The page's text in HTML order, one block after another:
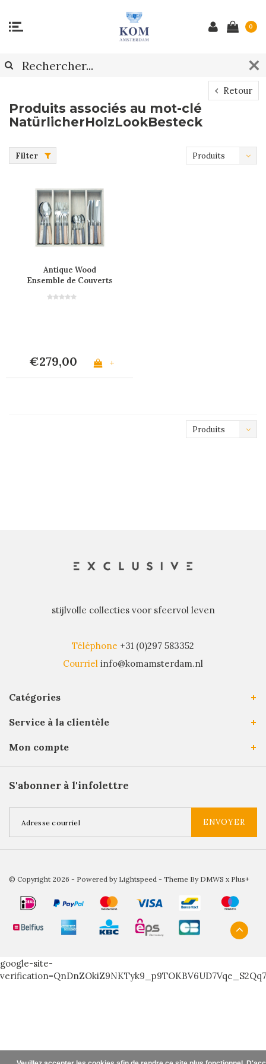
0
Retour
Produits associés au mot-clé
NatürlicherHolzLookBesteck
Filter
Produits
Antique Wood
Ensemble de Couverts
Personnes - 24 Pièces
€279,00 +
Produits
stijlvolle collecties voor sfeervol leven
Téléphone +31 (0)297 583352
Courriel info@komamsterdam.nl
Catégories
Service à la clientèle
Mon compte
S'abonner à l'infolettre
ENVOYER
© Copyright 2026 - Powered by Lightspeed - Theme By DMWS x Plus+
google-site-